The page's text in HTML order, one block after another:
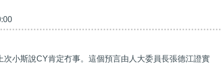
次小斯說CY肯定冇事。這個預言由人大委員長張德江證實